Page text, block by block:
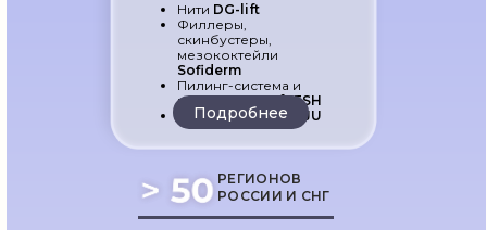
РЕГИОНОВ
РОССИИ И СНГ
Нити DG-lift
Филлеры,
скинбустеры,
мезококтейли
Sofiderm
Пилинг-система и
космецевтикаfRESH
БиорепарантыREJU
Подробнее